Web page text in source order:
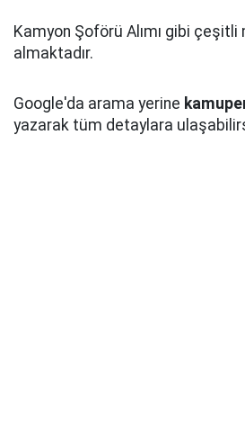
Kamyon Şoförü Alımı gibi çeşitli
almaktadır.
Google'da arama yerine
yazarak tüm detaylara